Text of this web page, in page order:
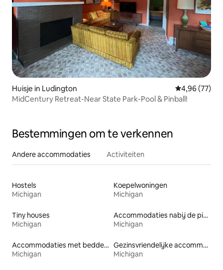
Huisje in Ludington Gemiddelde
4,96 (77)
MidCentury Retreat-Near State Park-Pool & Pinball!
Bestemmingen om te verkennen
Andere accommodaties Activiteiten
Hostels
Michigan
Koepelwoningen
Michigan
Tiny houses
Michigan
Accommodaties nabij de piste
Michigan
Accommodaties met bedden op toegankelijke hoogte
Michigan
Gezinsvriendelijke accommodaties
Michigan